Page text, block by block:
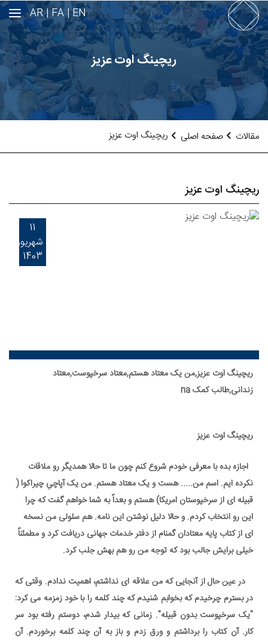
EN |
FA |
AR
ریچینگ اوت عزیز
مقالات صفحه اصلی ریچینگ اوت عزیز
ریچینگ اوت عزیز
11
شهریور
1403
ریچینگ اوت عزیز,من یک معتاد هستم,معتاد سرخپوست,معتاد
زندانی,طالب کمک na
ریچینگ اوت عزیز
اجازه بده با معرفی خودم شروع کنم چون ما تا حالا همدیگر رو ملاقات
نکرده ایم. اسم من..... هست و یک معتاد هستم. من یک آپاچیِ چیراکوا (
قبیله ای از سرخپوستان امریکا) هستم و بعداً به شما خواهم گفت که چرا
این رو انتخاب کردم. و حالا دلیل نوشتن این نامه. هم سلولی من نسخه
ای از کتاب پایه معتادان گمنام از دفتر خدمات جهانی دریافت کرد و مطمئناً
خیلی برایش جالب بود که توجه من رو هم بهش جلب کرد.
در عین حال از آنجایی که من علاقه ای نداشتم، اهمیت ندادم. وقتی که
در بسترم چرخیدم که بخوابم شنیدم که چند کلمه را با خود زمزمه می کرد:
"یک سرخپوست بدون قبیله". زمانی که بیدار شدم، دوستم رفته بود سر
کار. آن کتاب را برداشتم و ورق زدم و باز به آن چند کلمه برخوردم. آن